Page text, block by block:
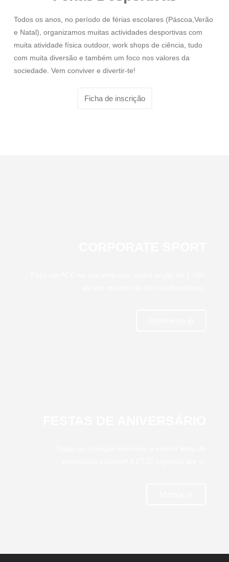
Todos os anos, no período de férias escolares (Páscoa,Verão
e Natal), organizamos muitas actividades desportivas com
muita atividade física outdoor, work shops de ciência, tudo
com muita diversão e também um foco nos valores da
sociedade. Vem conviver e divertir-te!
Ficha de inscrição